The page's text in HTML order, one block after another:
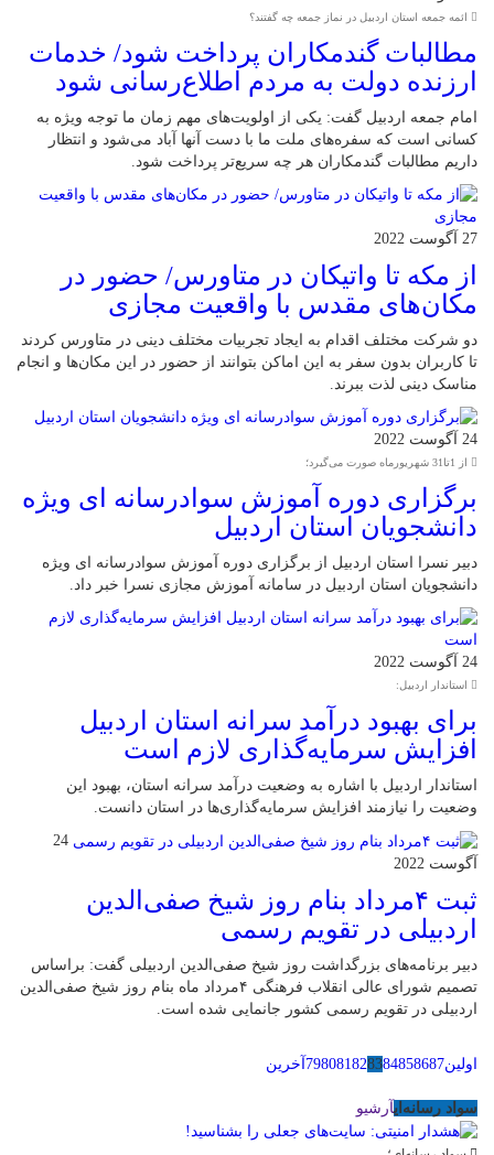
ائمه جمعه استان اردبیل در نماز جمعه چه گفتند؟
مطالبات گندمکاران پرداخت شود/ خدمات
ارزنده دولت به مردم اطلاع‌رسانی شود
امام جمعه اردبیل گفت: یکی از اولویت‌های مهم زمان ما توجه ویژه به
کسانی است که سفره‌های ملت ما با دست آنها آباد می‌شود و انتظار
داریم مطالبات گندمکاران هر چه سریع‌تر پرداخت شود.
27 آگوست 2022
از مکه تا واتیکان در متاورس/ حضور در
مکان‌های مقدس با واقعیت مجازی
دو شرکت مختلف اقدام به ایجاد تجربیات مختلف دینی در متاورس کردند
تا کاربران بدون سفر به این اماکن بتوانند از حضور در این مکان‌ها و انجام
مناسک دینی لذت ببرند.
24 آگوست 2022
از 1تا31 شهریورماه صورت می‌گیرد؛
برگزاری دوره آموزش سوادرسانه ای ویژه
دانشجویان استان اردبیل
دبیر نسرا استان اردبیل از برگزاری دوره آموزش سوادرسانه ای ویژه
دانشجویان استان اردبیل در سامانه آموزش مجازی نسرا خبر داد.
24 آگوست 2022
استاندار اردبیل:
برای بهبود درآمد سرانه استان اردبیل
افزایش سرمایه‌گذاری‌ لازم است
استاندار اردبیل با اشاره به وضعیت درآمد سرانه استان، بهبود این
وضعیت را نیازمند افزایش سرمایه‌گذاری‌ها در استان دانست.
24
آگوست 2022
ثبت ۴مرداد بنام روز شیخ‌ صفی‌الدین
اردبیلی در تقویم‌ رسمی
دبیر برنامه‌های بزرگداشت روز شیخ‌ صفی‌الدین اردبیلی گفت: براساس
تصمیم شورای عالی انقلاب فرهنگی ۴مرداد ماه بنام روز شیخ صفی‌الدین
اردبیلی در تقویم‌ رسمی کشور جانمایی شده است.
اولین 798081828384858687 آخرین
سواد رسانه‌ایآرشیو